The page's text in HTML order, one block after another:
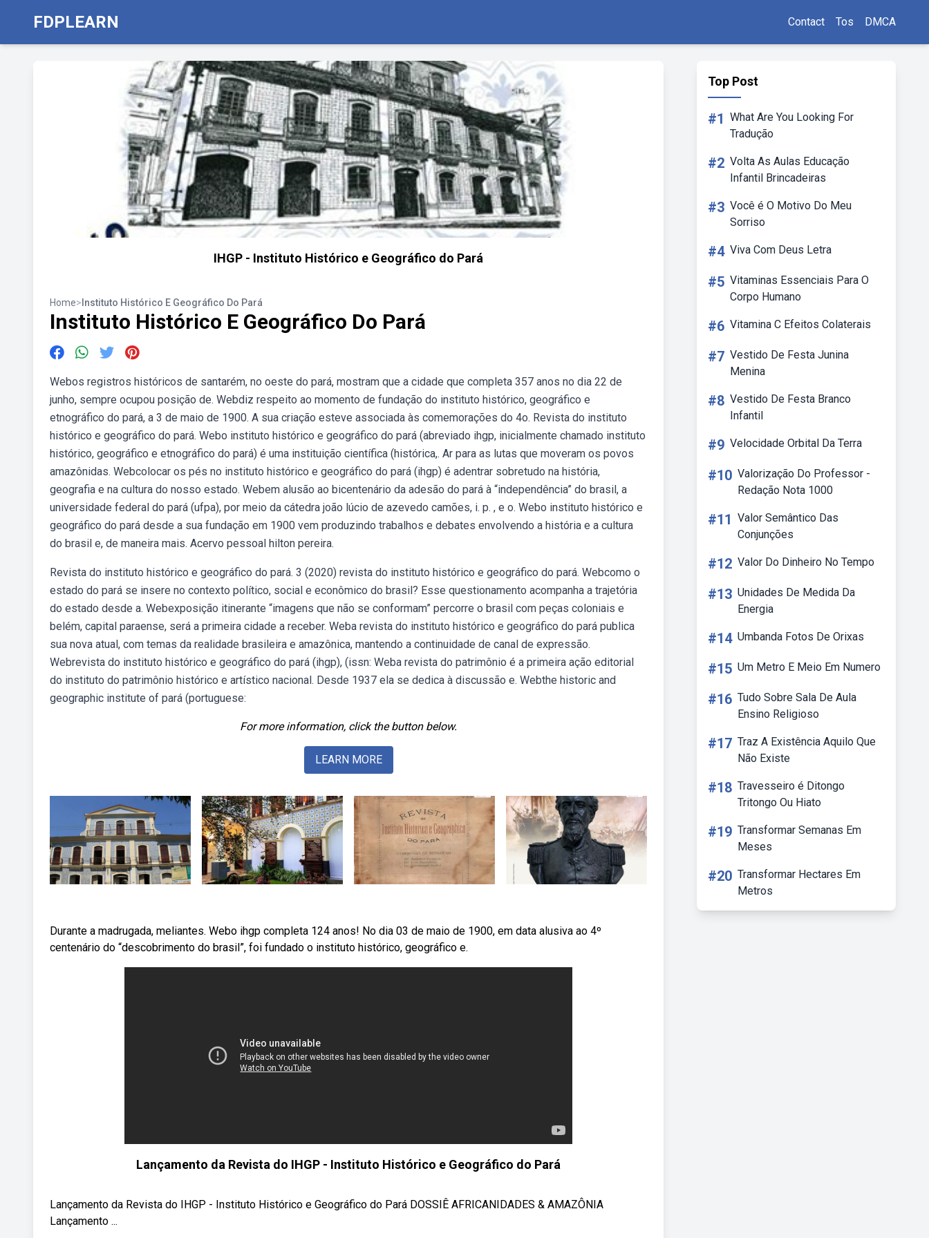
FDPLEARN Contact Tos DMCA
IHGP - Instituto Histórico e Geográfico do Pará
Home> Instituto Histórico E Geográfico Do Pará
Instituto Histórico E Geográfico Do Pará
Webos registros históricos de santarém, no oeste do pará, mostram que a cidade que completa 357 anos no dia 22 de
junho, sempre ocupou posição de. Webdiz respeito ao momento de fundação do instituto histórico, geográfico e
etnográfico do pará, a 3 de maio de 1900. A sua criação esteve associada às comemorações do 4o. Revista do instituto
histórico e geográfico do pará. Webo instituto histórico e geográfico do pará (abreviado ihgp, inicialmente chamado instituto
histórico, geográfico e etnográfico do pará) é uma instituição científica (histórica,. Ar para as lutas que moveram os povos
amazônidas. Webcolocar os pés no instituto histórico e geográfico do pará (ihgp) é adentrar sobretudo na história,
geografia e na cultura do nosso estado. Webem alusão ao bicentenário da adesão do pará à “independência” do brasil, a
universidade federal do pará (ufpa), por meio da cátedra joão lúcio de azevedo camões, i. p. , e o. Webo instituto histórico e
geográfico do pará desde a sua fundação em 1900 vem produzindo trabalhos e debates envolvendo a história e a cultura
do brasil e, de maneira mais. Acervo pessoal hilton pereira.
Revista do instituto histórico e geográfico do pará. 3 (2020) revista do instituto histórico e geográfico do pará. Webcomo o
estado do pará se insere no contexto político, social e econômico do brasil? Esse questionamento acompanha a trajetória
do estado desde a. Webexposição itinerante “imagens que não se conformam” percorre o brasil com peças coloniais e
belém, capital paraense, será a primeira cidade a receber. Weba revista do instituto histórico e geográfico do pará publica
sua nova atual, com temas da realidade brasileira e amazônica, mantendo a continuidade de canal de expressão.
Webrevista do instituto histórico e geográfico do pará (ihgp), (issn: Weba revista do patrimônio é a primeira ação editorial
do instituto do patrimônio histórico e artístico nacional. Desde 1937 ela se dedica à discussão e. Webthe historic and
geographic institute of pará (portuguese:
For more information, click the button below.
LEARN MORE
Durante a madrugada, meliantes. Webo ihgp completa 124 anos! No dia 03 de maio de 1900, em data alusiva ao 4º
centenário do “descobrimento do brasil”, foi fundado o instituto histórico, geográfico e.
Lançamento da Revista do IHGP - Instituto Histórico e Geográfico do Pará
Lançamento da Revista do IHGP - Instituto Histórico e Geográfico do Pará DOSSIÊ AFRICANIDADES & AMAZÔNIA
Lançamento ...
Top Post
#1 What Are You Looking For
Tradução
#2 Volta As Aulas Educação
Infantil Brincadeiras
#3 Você é O Motivo Do Meu
Sorriso
#4 Viva Com Deus Letra
#5 Vitaminas Essenciais Para O
Corpo Humano
#6 Vitamina C Efeitos Colaterais
#7 Vestido De Festa Junina
Menina
#8 Vestido De Festa Branco
Infantil
#9 Velocidade Orbital Da Terra
#10 Valorização Do Professor -
Redação Nota 1000
#11 Valor Semântico Das
Conjunções
#12 Valor Do Dinheiro No Tempo
#13 Unidades De Medida Da
Energia
#14 Umbanda Fotos De Orixas
#15 Um Metro E Meio Em Numero
#16 Tudo Sobre Sala De Aula
Ensino Religioso
#17 Traz A Existência Aquilo Que
Não Existe
#18 Travesseiro é Ditongo
Tritongo Ou Hiato
#19 Transformar Semanas Em
Meses
#20 Transformar Hectares Em
Metros